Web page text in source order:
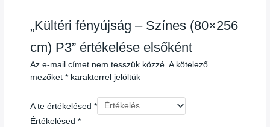
„Kültéri fényújság – Színes (80×256
cm) P3” értékelése elsőként
Az e-mail címet nem tesszük közzé. A kötelező
mezőket* karakterrel jelöltük
A te értékelésed*
Értékelésed*